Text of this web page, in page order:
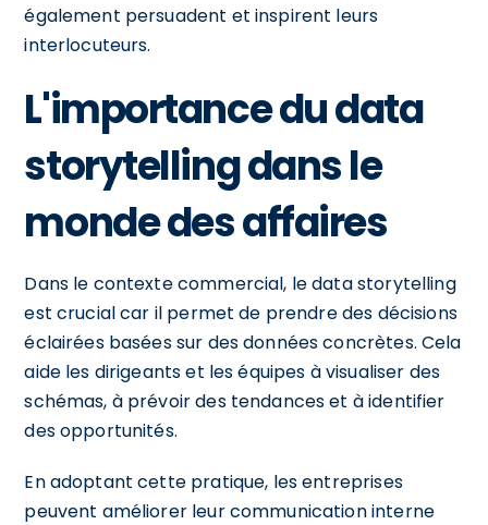
également persuadent et inspirent leurs
interlocuteurs.
L'importance du data
storytelling dans le
monde des affaires
Dans le contexte commercial, le data storytelling
est crucial car il permet de prendre des décisions
éclairées basées sur des données concrètes. Cela
aide les dirigeants et les équipes à visualiser des
schémas, à prévoir des tendances et à identifier
des opportunités.
En adoptant cette pratique, les entreprises
peuvent améliorer leur communication interne